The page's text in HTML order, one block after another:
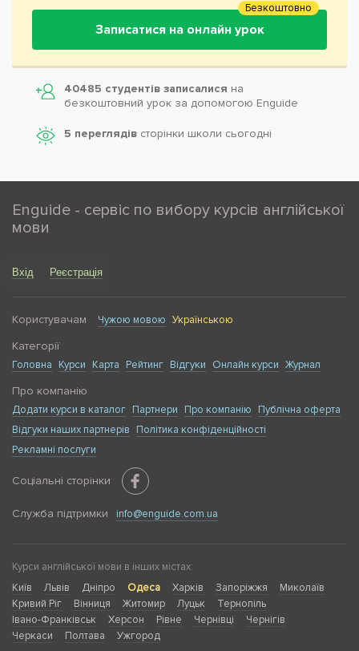
Записатися на онлайн урок
Безкоштовно
40485 студентів записалися на
безкоштовний урок за допомогою Enguide
5 переглядів сторінки школи cьогодні
Enguide - сервіс по вибору курсів англійської
мови
Вхід Реєстрація
Користувачам Чужою мовою Українською
Категорії
Головна Курси Карта Рейтинг Відгуки Онлайн курси Журнал
Про компанію
Додати курси в каталог Партнери Про компанію
Публічна оферта
Відгуки наших партнерів
Політика конфіденційності
Рекламні послуги
Соціальні сторінки
Служба підтримки info@enguide.com.ua
Курси англійської мови в інших містах:
Київ
Львів Дніпро Одеса Харків Запоріжжя
Миколаїв
Кривий Ріг
Вінниця Житомир Луцьк
Тернопіль
Івано-Франківськ
Херсон Рівне Чернівці
Чернігів
Черкаси
Полтава Ужгород